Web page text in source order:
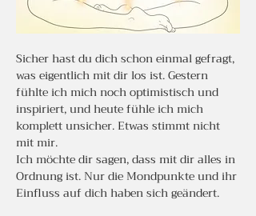
Sicher hast du dich schon einmal gefragt,
was eigentlich mit dir los ist. Gestern
fühlte ich mich noch optimistisch und
inspiriert, und heute fühle ich mich
komplett unsicher. Etwas stimmt nicht
mit mir.
Ich möchte dir sagen, dass mit dir alles in
Ordnung ist. Nur die Mondpunkte und ihr
Einfluss auf dich haben sich geändert.